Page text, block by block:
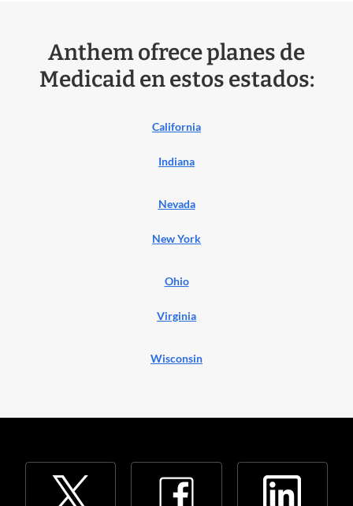
Anthem ofrece planes de
Medicaid en estos estados:
California
Indiana
Nevada
New York
Ohio
Virginia
Wisconsin